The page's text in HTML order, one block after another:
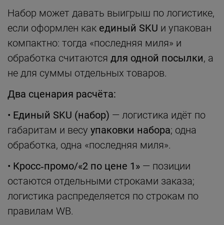
Набор может давать выигрыш по логистике,
если оформлен как единый SKU и упакован
компактно: тогда «последняя миля» и
обработка считаются для одной посылки, а
не для суммы отдельных товаров.
Два сценария расчёта:
• Единый SKU (набор) — логистика идёт по
габаритам и весу упаковки набора; одна
обработка, одна «последняя миля».
• Кросс‑промо/«2 по цене 1» — позиции
остаются отдельными строками заказа;
логистика распределяется по строкам по
правилам WB.